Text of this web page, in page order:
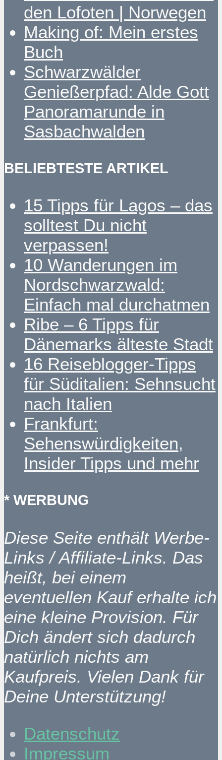
den Lofoten | Norwegen
Making of: Mein erstes
Buch
Schwarzwälder
Genießerpfad: Alde Gott
Panoramarunde in
Sasbachwalden
BELIEBTESTE ARTIKEL
15 Tipps für Lagos – das
solltest Du nicht
verpassen!
10 Wanderungen im
Nordschwarzwald:
Einfach mal durchatmen
Ribe – 6 Tipps für
Dänemarks älteste Stadt
16 Reiseblogger-Tipps
für Süditalien: Sehnsucht
nach Italien
Frankfurt:
Sehenswürdigkeiten,
Insider Tipps und mehr
* WERBUNG
Diese Seite enthält Werbe-
Links / Affiliate-Links. Das
heißt, bei einem
eventuellen Kauf erhalte ich
eine kleine Provision. Für
Dich ändert sich dadurch
natürlich nichts am
Kaufpreis. Vielen Dank für
Deine Unterstützung!
Datenschutz
Impressum